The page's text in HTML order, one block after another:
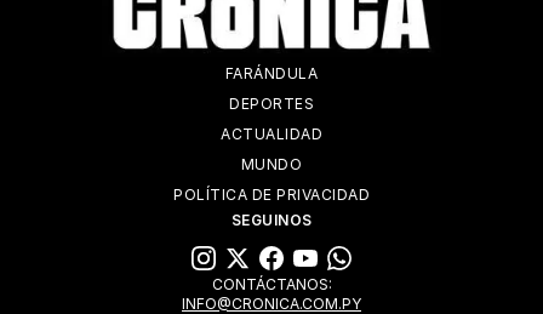
FARÁNDULA
DEPORTES
ACTUALIDAD
MUNDO
POLÍTICA DE PRIVACIDAD
SEGUINOS
CONTÁCTANOS:
INFO@CRONICA.COM.PY